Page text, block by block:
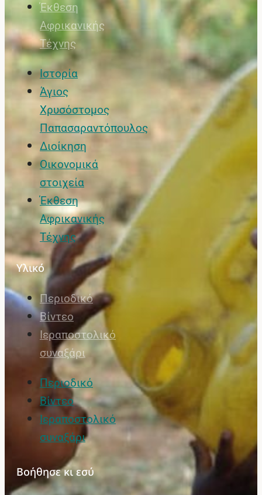
Έκθεση
Αφρικανικής
Τέχνης
Ιστορία
Άγιος
Χρυσόστομος
Παπασαραντόπουλος
Διοίκηση
Οικονομικά
στοιχεία
Έκθεση
Αφρικανικής
Τέχνης
Υλικό
Περιοδικό
Βίντεο
Ιεραποστολικό
συναξάρι
Περιοδικό
Βίντεο
Ιεραποστολικό
συναξάρι
Βοήθησε κι εσύ